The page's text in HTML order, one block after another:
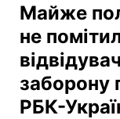
Майже
не
заборону
РБК-